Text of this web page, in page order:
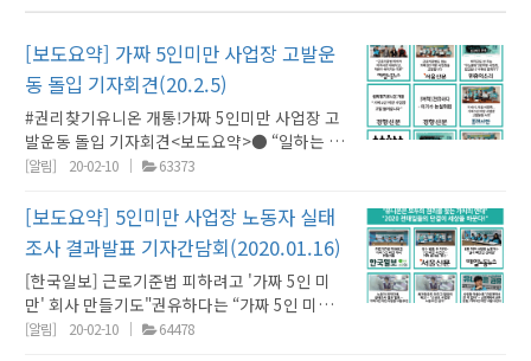
[보도요약] 가짜 5인미만 사업장 고발운
동 돌입 기자회견(20.2.5)
#권리찾기유니온 개통!가짜 5인미만 사업장 고
발운동 돌입 기자회견<보도요약>● “일하는 사
람들의 권리찾기 플랫폼” 권리찾기유니온 개통!
으로● 근기법 차별 악용, 가짜 5인미만사업장
고발운동 돌입.. 시민참여 공동고발운동으로 모
두의 권리찾기 본격 시동!근기법 피하려 바지사
장 내세우고, 직원수 속이기는 기본“5명 미만 사
업장이면 노동위원회에서 구제신청 자체가 각하
돼 잘잘못을 따질 수조차 없다. ...(중략)... 이런
[알림] 20-02-10 63373
[보도요약] 5인미만 사업장 노동자 실태
조사 결과발표 기자간담회(2020.01.16)
[한국일보] 근로기준법 피하려고 '가짜 5인 미
만' 회사 만들기도"권유하다는 “가짜 5인 미만
사업장은 △서류상으로 회사를 쪼개 5인미만 사
[알림] 20-02-10 64478